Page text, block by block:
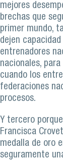
mejores
brechas que
primer mundo,
dejen
entrenadores
nacionales,
cuando los
federaciones
procesos.
Y tercero
Francisca
medalla de oro
seguramente